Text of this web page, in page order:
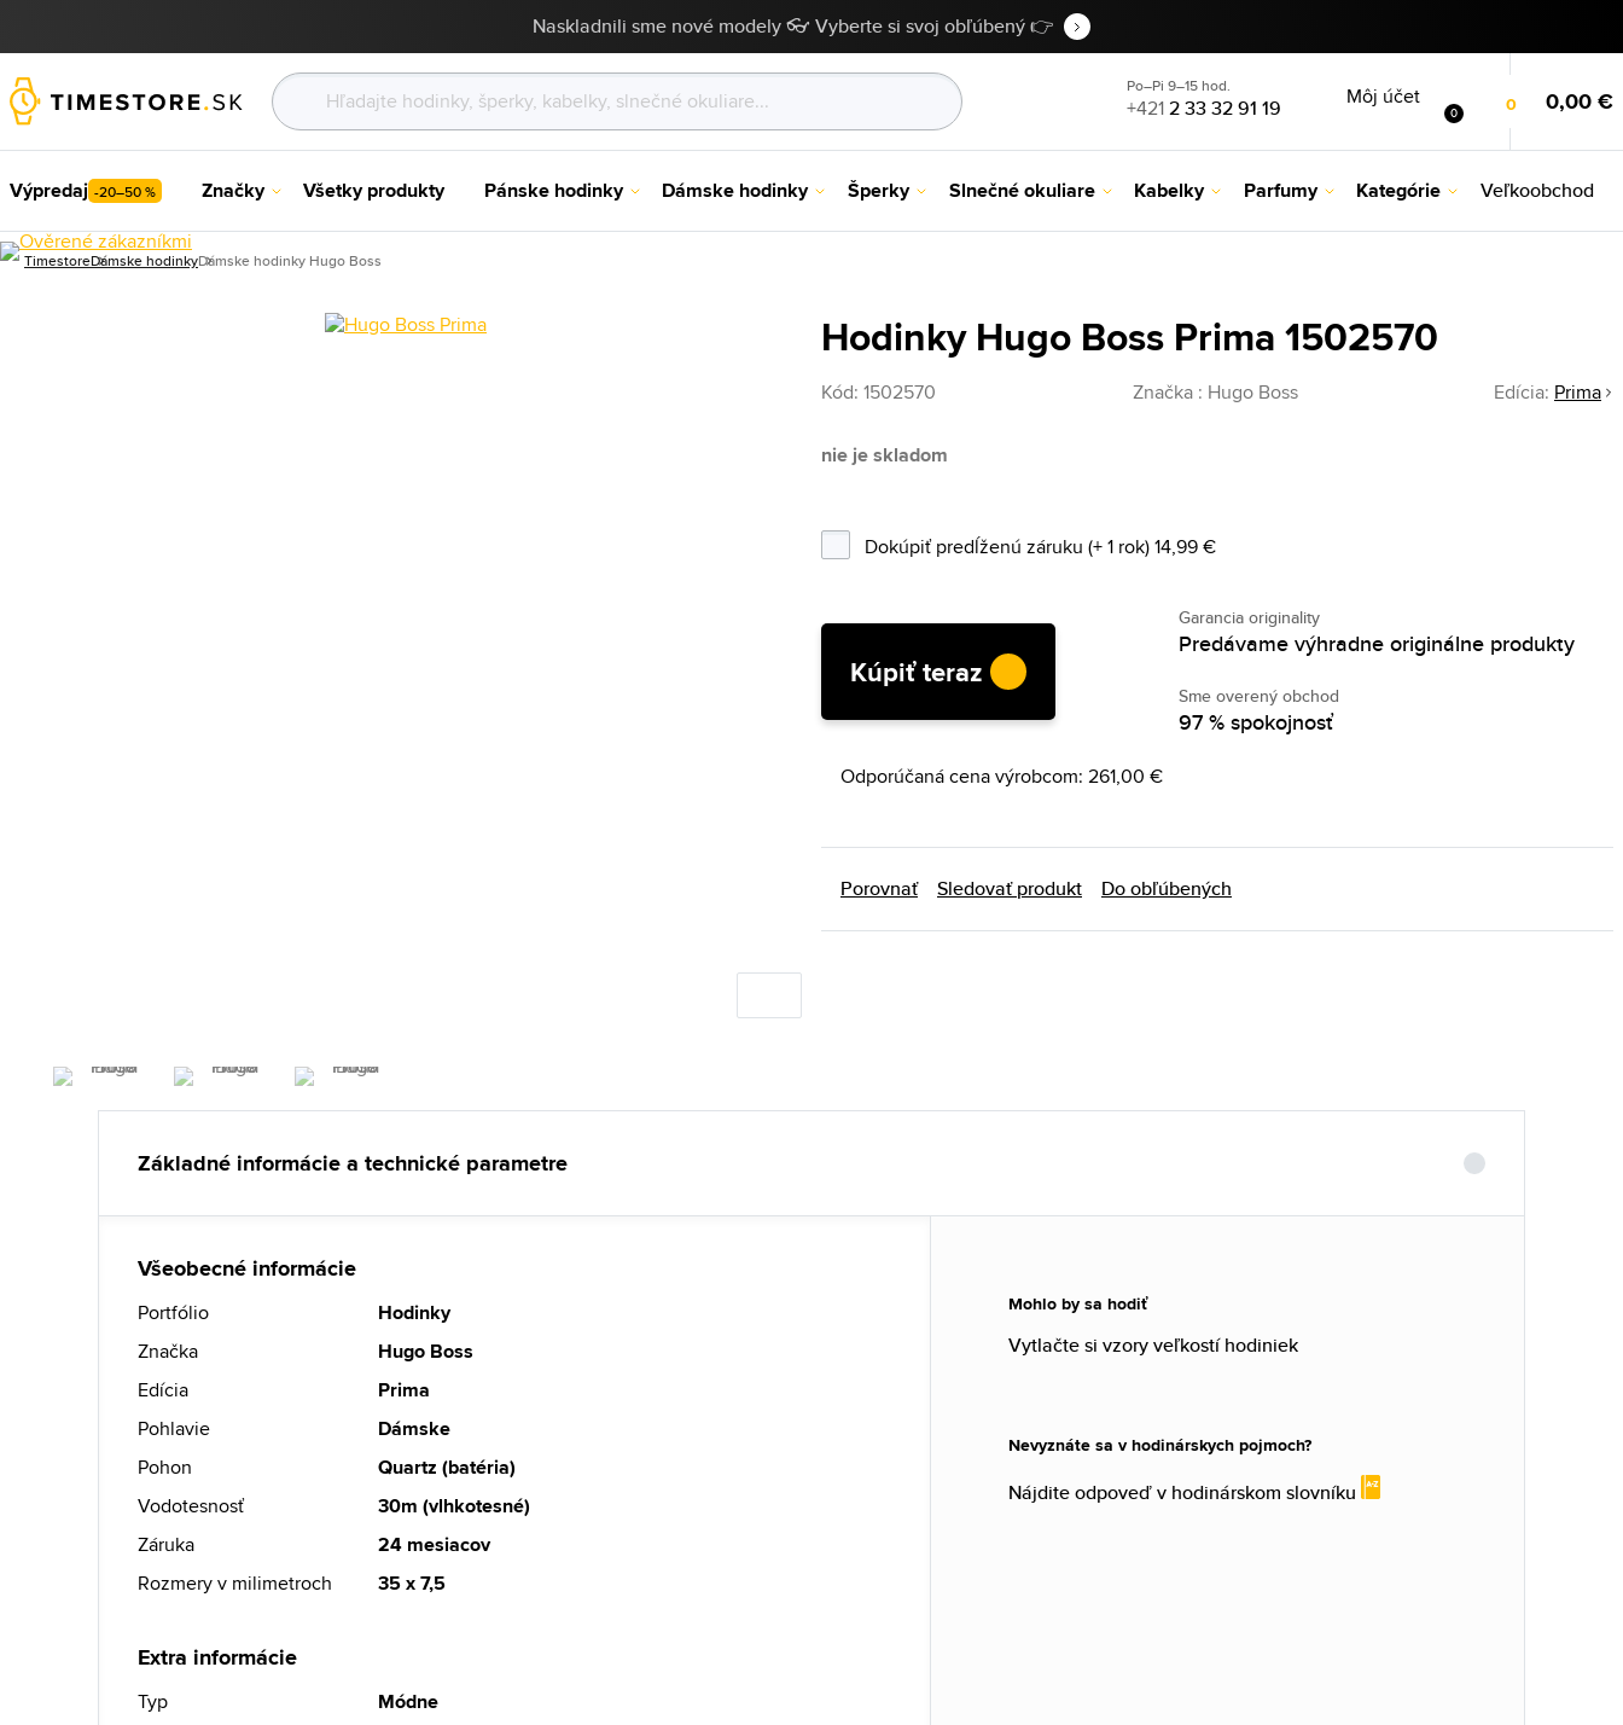
Naskladnili sme nové modely 👓 Vyberte si svoj obľúbený 👉
Po–Pi 9–15 hod.
+4212 33 32 91 19 Môj účet
0 0 0,00 €
Výpredaj -20–50 % Značky Všetky produkty Pánske hodinky Dámske hodinky Šperky Slnečné okuliare Kabelky Parfumy Kategórie Veľkoobchod
TimestoreDámske hodinkyDámske hodinky Hugo Boss
Hodinky Hugo Boss Prima 1502570
Kód: 1502570 Značka : Hugo Boss Edícia: Prima
nie je skladom
Dokúpiť predĺženú záruku (+ 1 rok) 14,99 €
Kúpiť teraz
Garancia originality
Predávame výhradne originálne produkty
Sme overený obchod
97 % spokojnosť
Odporúčaná cena výrobcom: 261,00 €
Porovnať Sledovať produkt Do obľúbených
Základné informácie a technické parametre
Všeobecné informácie
Portfólio
Hodinky
Značka
Hugo Boss
Edícia
Prima
Pohlavie
Dámske
Pohon
Quartz (batéria)
Vodotesnosť
30m (vlhkotesné)
Záruka
24 mesiacov
Rozmery v milimetroch
35 x 7,5
Extra informácie
Typ
Módne
Mohlo by sa hodiť
Vytlačte si vzory veľkostí hodiniek
Nevyznáte sa v hodinárskych pojmoch?
Nájdite odpoveď v hodinárskom slovníku